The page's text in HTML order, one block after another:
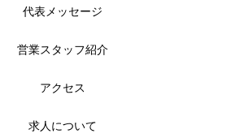
代表メッセージ
営業スタッフ紹介
アクセス
求人について